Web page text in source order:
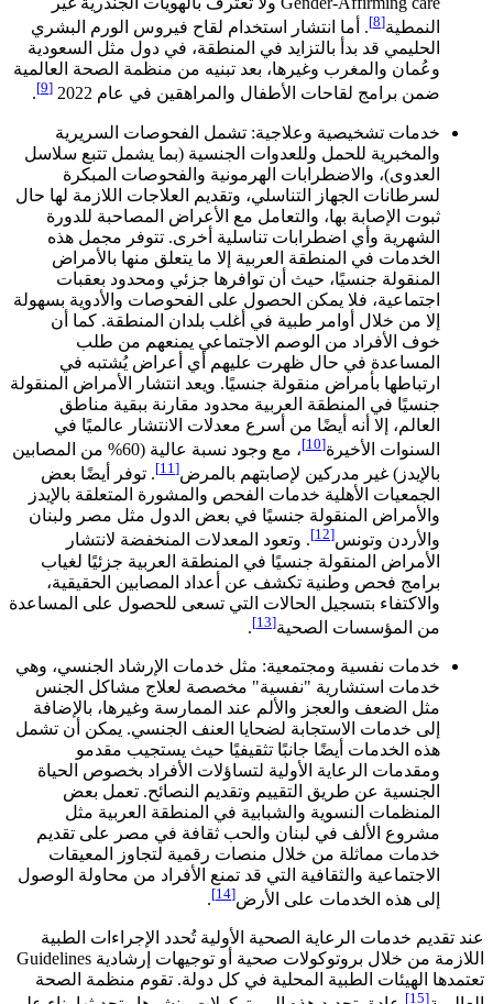
النمطية[8]
. أما انتشار استخدام لقاح فيروس الورم البشري
الحليمي قد بدأ بالتزايد في المنطقة، في دول مثل السعودية
وعُمان والمغرب وغيرها، بعد تبنيه من منظمة الصحة العالمية
ضمن برامج لقاحات الأطفال والمراهقين في عام 2022
[9]
.
خدمات تشخيصية وعلاجية: تشمل الفحوصات السريرية
والمخبرية للحمل وللعدوات الجنسية (بما يشمل تتبع سلاسل
العدوى)، والاضطرابات الهرمونية والفحوصات المبكرة
لسرطانات الجهاز التناسلي، وتقديم العلاجات اللازمة لها حال
ثبوت الإصابة بها، والتعامل مع الأعراض المصاحبة للدورة
الشهرية وأي اضطرابات تناسلية أخرى. تتوفر مجمل هذه
الخدمات في المنطقة العربية إلا ما يتعلق منها بالأمراض
المنقولة جنسيًا، حيث أن توافرها جزئي ومحدود بعقبات
اجتماعية، فلا يمكن الحصول على الفحوصات والأدوية بسهولة
إلا من خلال أوامر طبية في أغلب بلدان المنطقة. كما أن
خوف الأفراد من الوصم الاجتماعي يمنعهم من طلب
المساعدة في حال ظهرت عليهم أي أعراض يُشتبه في
ارتباطها بأمراض منقولة جنسيًا. ويعد انتشار الأمراض المنقولة
جنسيًا في المنطقة العربية محدود مقارنة ببقية مناطق
العالم، إلا أنه أيضًا من أسرع معدلات الانتشار عالميًا في
السنوات الأخيرة[10]
، مع وجود نسبة عالية (60% من المصابين
بالإيدز) غير مدركين لإصابتهم بالمرض[11]
. توفر أيضًا بعض
الجمعيات الأهلية خدمات الفحص والمشورة المتعلقة بالإيدز
والأمراض المنقولة جنسيًا في بعض الدول مثل مصر ولبنان
والأردن وتونس[12]
. وتعود المعدلات المنخفضة لانتشار
الأمراض المنقولة جنسيًا في المنطقة العربية جزئيًا لغياب
برامج فحص وطنية تكشف عن أعداد المصابين الحقيقية،
والاكتفاء بتسجيل الحالات التي تسعى للحصول على المساعدة
من المؤسسات الصحية[13]
.
خدمات نفسية ومجتمعية: مثل خدمات الإرشاد الجنسي، وهي
خدمات استشارية "نفسية" مخصصة لعلاج مشاكل الجنس
مثل الضعف والعجز والألم عند الممارسة وغيرها، بالإضافة
إلى خدمات الاستجابة لضحايا العنف الجنسي. يمكن أن تشمل
هذه الخدمات أيضًا جانبًا تثقيفيًا حيث يستجيب مقدمو
ومقدمات الرعاية الأولية لتساؤلات الأفراد بخصوص الحياة
الجنسية عن طريق التقييم وتقديم النصائح. تعمل بعض
المنظمات النسوية والشبابية في المنطقة العربية مثل
مشروع الألف في لبنان والحب ثقافة في مصر على تقديم
خدمات مماثلة من خلال منصات رقمية لتجاوز المعيقات
الاجتماعية والثقافية التي قد تمنع الأفراد من محاولة الوصول
إلى هذه الخدمات على الأرض[14]
.
عند تقديم خدمات الرعاية الصحية الأولية تُحدد الإجراءات الطبية
اللازمة من خلال بروتوكولات صحية أو توجيهات إرشادية Guidelines
تعتمدها الهيئات الطبية المحلية في كل دولة. تقوم منظمة الصحة
[15]